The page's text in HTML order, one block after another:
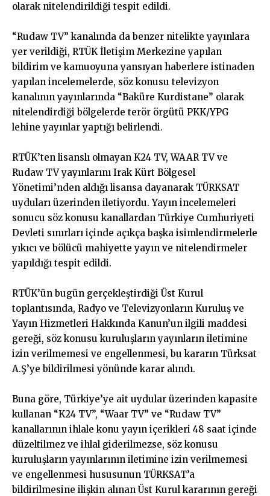
olarak nitelendirildiği tespit edildi.
“Rudaw TV” kanalında da benzer nitelikte yayınlara
yer verildiği, RTÜK İletişim Merkezine yapılan
bildirim ve kamuoyuna yansıyan haberlere istinaden
yapılan incelemelerde, söz konusu televizyon
kanalının yayınlarında “Baküre Kurdistane” olarak
nitelendirdiği bölgelerde terör örgütü PKK/YPG
lehine yayınlar yaptığı belirlendi.
RTÜK’ten lisanslı olmayan K24 TV, WAAR TV ve
Rudaw TV yayınlarını Irak Kürt Bölgesel
Yönetimi’nden aldığı lisansa dayanarak TÜRKSAT
uyduları üzerinden iletiyordu. Yayın incelemeleri
sonucu söz konusu kanallardan Türkiye Cumhuriyeti
Devleti sınırları içinde açıkça başka isimlendirmelerle
yıkıcı ve bölücü mahiyette yayın ve nitelendirmeler
yapıldığı tespit edildi.
RTÜK’ün bugün gerçekleştirdiği Üst Kurul
toplantısında, Radyo ve Televizyonların Kuruluş ve
Yayın Hizmetleri Hakkında Kanun’un ilgili maddesi
gereği, söz konusu kuruluşların yayınların iletimine
izin verilmemesi ve engellenmesi, bu kararın Türksat
A.Ş’ye bildirilmesi yönünde karar alındı.
Buna göre, Türkiye’ye ait uydular üzerinden kapasite
kullanan “K24 TV”, “Waar TV” ve “Rudaw TV”
kanallarının ihlale konu yayın içerikleri 48 saat içinde
düzeltilmez ve ihlal giderilmezse, söz konusu
kuruluşların yayınlarının iletimine izin verilmemesi
ve engellenmesi hususunun TÜRKSAT’a
bildirilmesine ilişkin alınan Üst Kurul kararının gereği